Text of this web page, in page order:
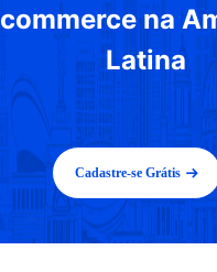
commerce na
Latina
Cadastre-se Grátis